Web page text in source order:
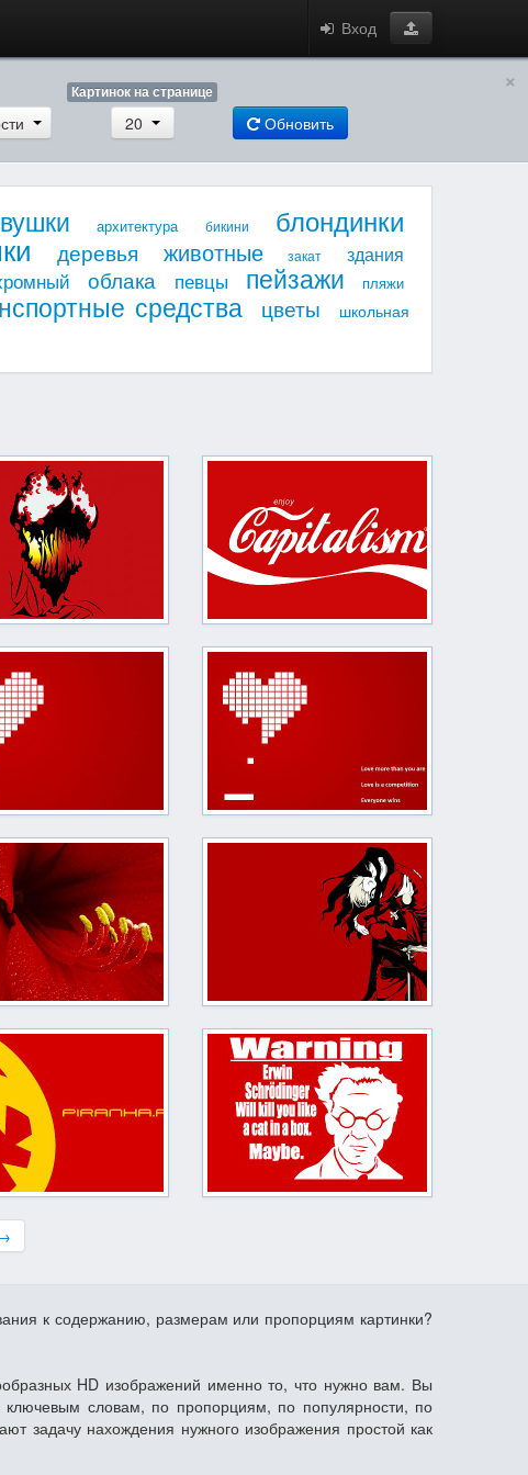
Вход
×
Картинок на странице
20 Обновить
архитектура бикини блондинки
деревья животные закат здания
облака певцы пейзажи пляжи
средства цветы
школьная
к содержанию, размерам или пропорциям картинки?
HD изображений именно то, что нужно вам. Вы
словам, по пропорциям, по популярности, по
задачу нахождения нужного изображения простой как